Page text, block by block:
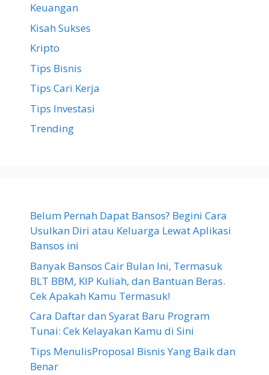
Keuangan
Kisah Sukses
Kripto
Tips Bisnis
Tips Cari Kerja
Tips Investasi
Trending
Belum Pernah Dapat Bansos? Begini Cara
Usulkan Diri atau Keluarga Lewat Aplikasi
Bansos ini
Banyak Bansos Cair Bulan Ini, Termasuk
BLT BBM, KIP Kuliah, dan Bantuan Beras.
Cek Apakah Kamu Termasuk!
Cara Daftar dan Syarat Baru Program
Tunai: Cek Kelayakan Kamu di Sini
Tips MenulisProposal Bisnis Yang Baik dan
Benar